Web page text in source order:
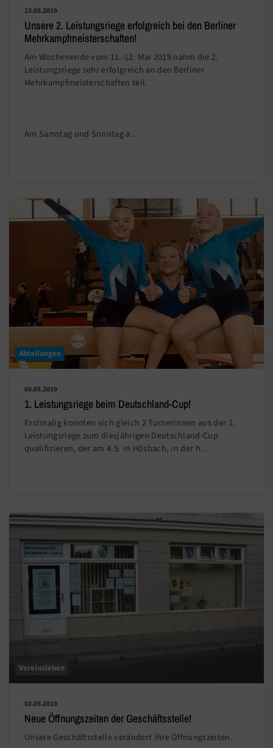
23.05.2019
Unsere 2. Leistungsriege erfolgreich bei den Berliner
Mehrkampfmeisterschaften!
Am Wochenende vom 11.-12. Mai 2019 nahm die 2.
Leistungsriege sehr erfolgreich an den Berliner
Mehrkampfmeisterschaften teil.
Am Samstag und Sonntag a…
Abteilungen
08.05.2019
1. Leistungsriege beim Deutschland-Cup!
Erstmalig konnten sich gleich 2 Turnerinnen aus der 1.
Leistungsriege zum diesjährigen Deutschland-Cup
qualifizieren, der am 4.5. in Hösbach, in der h…
Vereinsleben
02.05.2019
Neue Öffnungszeiten der Geschäftsstelle!
Unsere Geschäftsstelle verändert ihre Öffnungszeiten.